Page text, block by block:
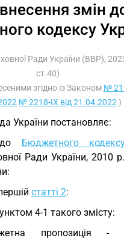
змін
кодексу
Ради України (ВВР),
ст.40)
згідно із Законом №
№ 2218-IX від 21.04.2022 )
України постановляє:
Бюджетного
Ради України, 2010
статті 2:
4-1 такого змісту:
пропозиція -